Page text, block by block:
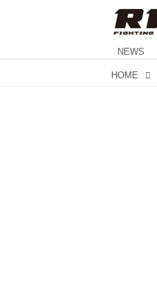
NEWS
HOME